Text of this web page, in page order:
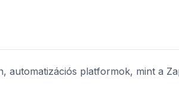
automatizációs platformok, mint a